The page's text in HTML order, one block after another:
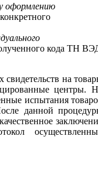
оформлению
кода ТН
на
центры.
испытания
данной